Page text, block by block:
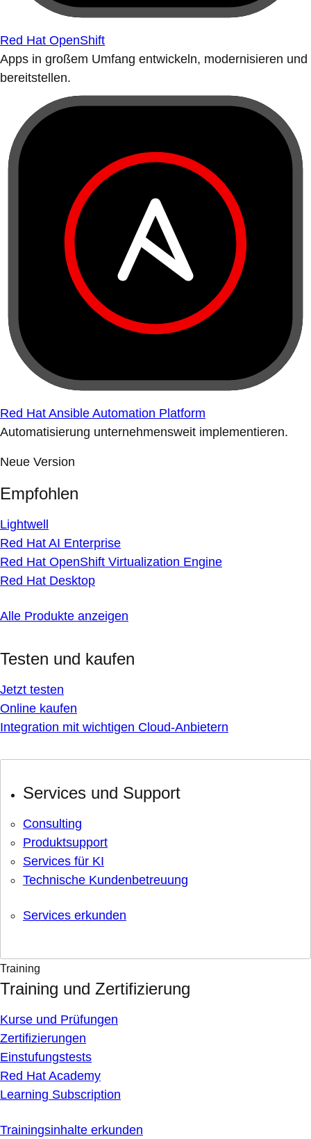
Red Hat OpenShift
Apps in großem Umfang entwickeln, modernisieren und
bereitstellen.
Red Hat Ansible Automation Platform
Automatisierung unternehmensweit implementieren.
Neue Version
Empfohlen
Lightwell
Red Hat AI Enterprise
Red Hat OpenShift Virtualization Engine
Red Hat Desktop
Alle Produkte anzeigen
Testen und kaufen
Jetzt testen
Online kaufen
Integration mit wichtigen Cloud-Anbietern
Services und Support
Consulting
Produktsupport
Services für KI
Technische Kundenbetreuung
Services erkunden
Training
Training und Zertifizierung
Kurse und Prüfungen
Zertifizierungen
Einstufungstests
Red Hat Academy
Learning Subscription
Trainingsinhalte erkunden